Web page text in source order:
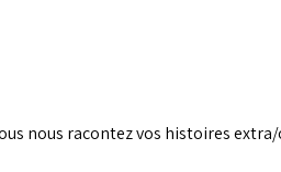
nous racontez vos histoires